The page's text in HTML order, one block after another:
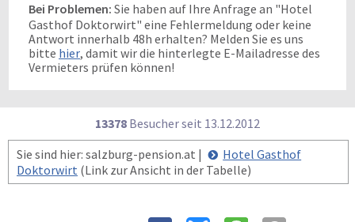
Bei Problemen: Sie haben auf Ihre Anfrage an "Hotel
Gasthof Doktorwirt" eine Fehlermeldung oder keine
Antwort innerhalb 48h erhalten? Melden Sie es uns
bitte hier, damit wir die hinterlegte E-Mailadresse des
Vermieters prüfen können!
13378 Besucher seit 13.12.2012
Sie sind hier: salzburg-pension.at |
Hotel Gasthof
Doktorwirt (Link zur Ansicht in der Tabelle)